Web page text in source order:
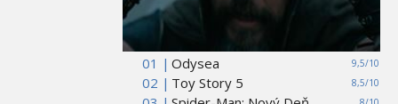
01 | 9,5/10
Odysea
02 |
8,5/10
Toy Story 5